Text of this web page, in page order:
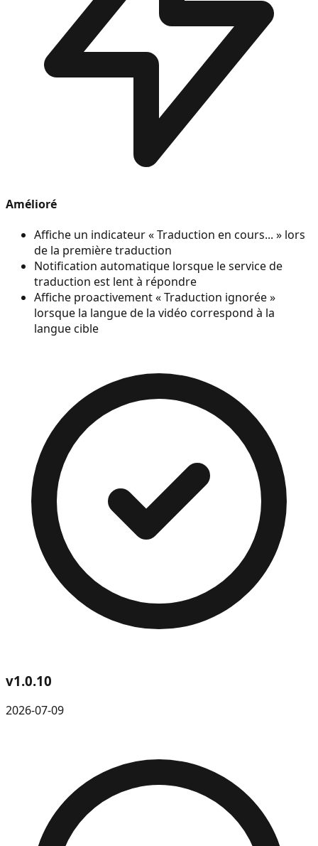
Amélioré
Affiche un indicateur « Traduction en cours... » lors
de la première traduction
Notification automatique lorsque le service de
traduction est lent à répondre
Affiche proactivement « Traduction ignorée »
lorsque la langue de la vidéo correspond à la
langue cible
v1.0.10
2026-07-09